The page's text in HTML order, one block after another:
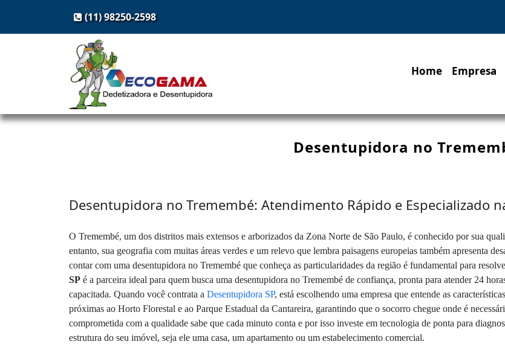
(11) 98250-2598
Home Empresa
Desentupidora no
Desentupidora no Tremembé: Atendimento Rápido e Especializado
O Tremembé, um dos distritos mais extensos e arborizados da Zona Norte de São Paulo, é conhecido por sua
entanto, sua geografia com muitas áreas verdes e um relevo que lembra paisagens europeias também apresenta
contar com uma desentupidora no Tremembé que conheça as particularidades da região é fundamental para
SP é a parceira ideal para quem busca uma desentupidora no Tremembé de confiança, pronta para atender 24
capacitada. Quando você contrata a Desentupidora SP, está escolhendo uma empresa que entende as
próximas ao Horto Florestal e ao Parque Estadual da Cantareira, garantindo que o socorro chegue onde é
comprometida com a qualidade sabe que cada minuto conta e por isso investe em tecnologia de ponta para
estrutura do seu imóvel, seja ele uma casa, um apartamento ou um estabelecimento comercial.